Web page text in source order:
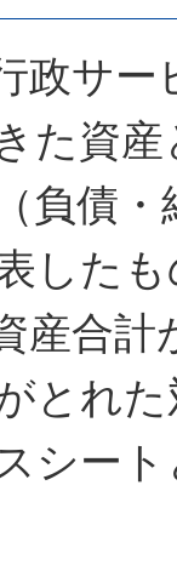
政サー
た資
負債
した
産合計
とれ
シー